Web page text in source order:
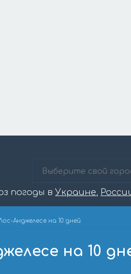
погоды в Украине,
Анджелесе на 10 дней
на 10